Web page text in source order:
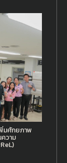
มศักยภาพ
วาม